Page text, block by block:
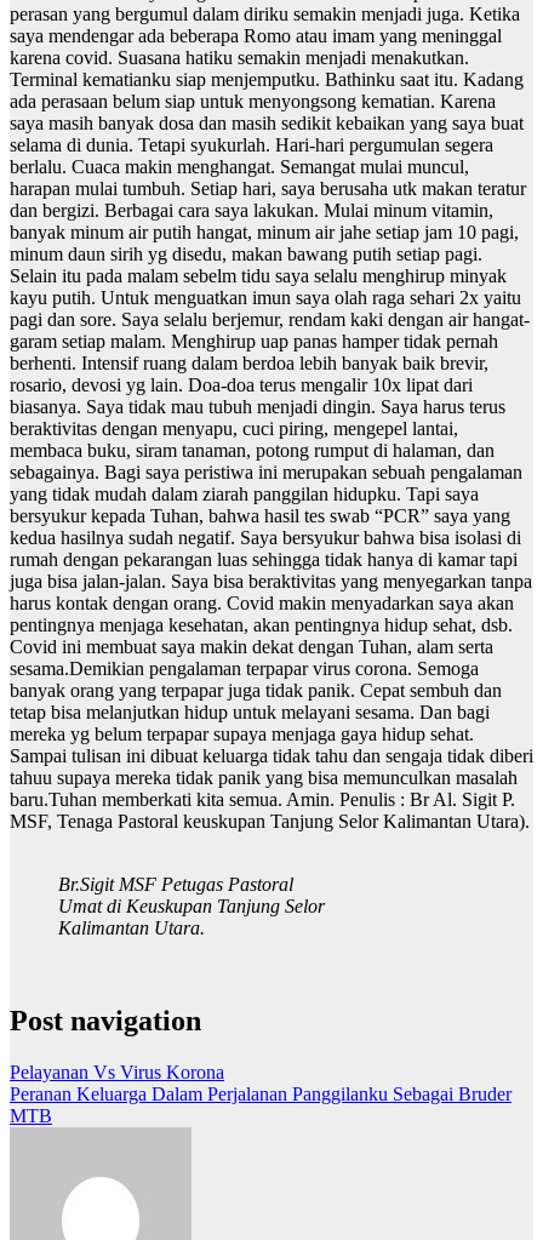
perasan yang bergumul dalam diriku semakin menjadi juga. Ketika
saya mendengar ada beberapa Romo atau imam yang meninggal
karena covid. Suasana hatiku semakin menjadi menakutkan.
Terminal kematianku siap menjemputku. Bathinku saat itu. Kadang
ada perasaan belum siap untuk menyongsong kematian. Karena
saya masih banyak dosa dan masih sedikit kebaikan yang saya buat
selama di dunia. Tetapi syukurlah. Hari-hari pergumulan segera
berlalu. Cuaca makin menghangat. Semangat mulai muncul,
harapan mulai tumbuh. Setiap hari, saya berusaha utk makan teratur
dan bergizi. Berbagai cara saya lakukan. Mulai minum vitamin,
banyak minum air putih hangat, minum air jahe setiap jam 10 pagi,
minum daun sirih yg disedu, makan bawang putih setiap pagi.
Selain itu pada malam sebelm tidu saya selalu menghirup minyak
kayu putih. Untuk menguatkan imun saya olah raga sehari 2x yaitu
pagi dan sore. Saya selalu berjemur, rendam kaki dengan air hangat-
garam setiap malam. Menghirup uap panas hamper tidak pernah
berhenti. Intensif ruang dalam berdoa lebih banyak baik brevir,
rosario, devosi yg lain. Doa-doa terus mengalir 10x lipat dari
biasanya. Saya tidak mau tubuh menjadi dingin. Saya harus terus
beraktivitas dengan menyapu, cuci piring, mengepel lantai,
membaca buku, siram tanaman, potong rumput di halaman, dan
sebagainya. Bagi saya peristiwa ini merupakan sebuah pengalaman
yang tidak mudah dalam ziarah panggilan hidupku. Tapi saya
bersyukur kepada Tuhan, bahwa hasil tes swab “PCR” saya yang
kedua hasilnya sudah negatif. Saya bersyukur bahwa bisa isolasi di
rumah dengan pekarangan luas sehingga tidak hanya di kamar tapi
juga bisa jalan-jalan. Saya bisa beraktivitas yang menyegarkan tanpa
harus kontak dengan orang. Covid makin menyadarkan saya akan
pentingnya menjaga kesehatan, akan pentingnya hidup sehat, dsb.
Covid ini membuat saya makin dekat dengan Tuhan, alam serta
sesama.Demikian pengalaman terpapar virus corona. Semoga
banyak orang yang terpapar juga tidak panik. Cepat sembuh dan
tetap bisa melanjutkan hidup untuk melayani sesama. Dan bagi
mereka yg belum terpapar supaya menjaga gaya hidup sehat.
Sampai tulisan ini dibuat keluarga tidak tahu dan sengaja tidak diberi
tahuu supaya mereka tidak panik yang bisa memunculkan masalah
baru.Tuhan memberkati kita semua. Amin. Penulis : Br Al. Sigit P.
MSF, Tenaga Pastoral keuskupan Tanjung Selor Kalimantan Utara).
Br.Sigit MSF Petugas Pastoral
Umat di Keuskupan Tanjung Selor
Kalimantan Utara.
Post navigation
Pelayanan Vs Virus Korona
Peranan Keluarga Dalam Perjalanan Panggilanku Sebagai Bruder
MTB